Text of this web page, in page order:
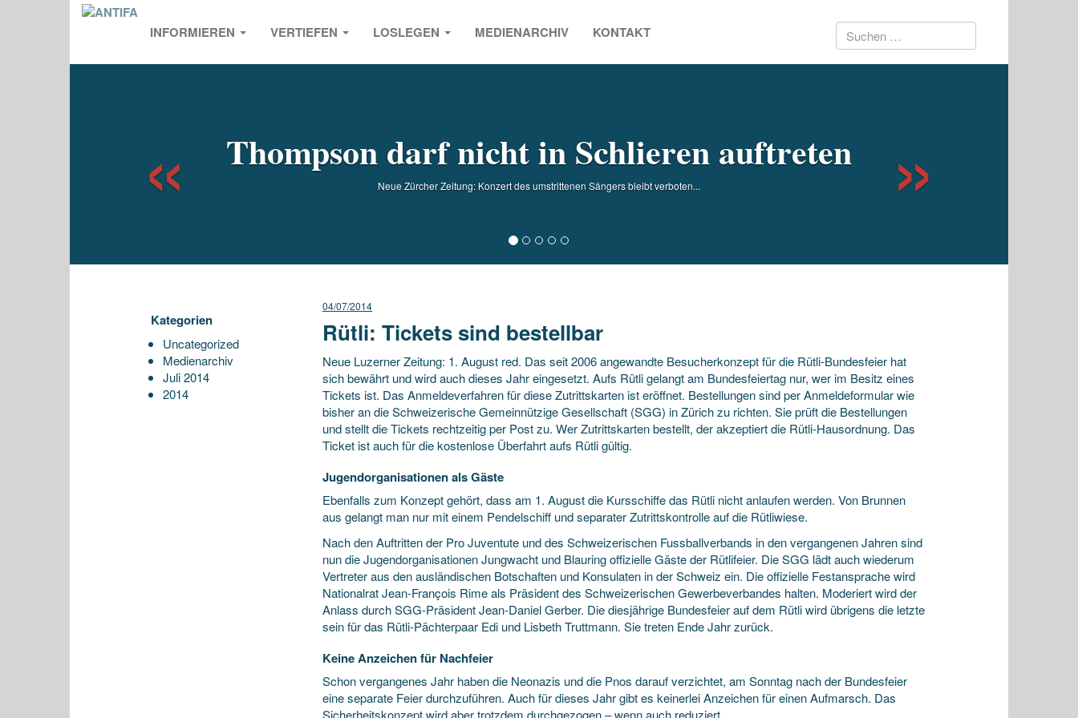
INFORMIEREN VERTIEFEN LOSLEGEN MEDIENARCHIV KONTAKT Suchen
Thompson darf nicht in Schlieren auftreten
Neue Zürcher Zeitung: Konzert des umstrittenen Sängers bleibt verboten...
Kategorien
Uncategorized
Medienarchiv
Juli 2014
2014
04/07/2014
Rütli: Tickets sind bestellbar
Neue Luzerner Zeitung: 1. August red. Das seit 2006 angewandte Besucherkonzept für die Rütli-Bundesfeier hat
sich bewährt und wird auch dieses Jahr eingesetzt. Aufs Rütli gelangt am Bundesfeiertag nur, wer im Besitz eines
Tickets ist. Das Anmeldeverfahren für diese Zutrittskarten ist eröffnet. Bestellungen sind per Anmeldeformular wie
bisher an die Schweizerische Gemeinnützige Gesellschaft (SGG) in Zürich zu richten. Sie prüft die Bestellungen
und stellt die Tickets rechtzeitig per Post zu. Wer Zutrittskarten bestellt, der akzeptiert die Rütli-Hausordnung. Das
Ticket ist auch für die kostenlose Überfahrt aufs Rütli gültig.
Jugendorganisationen als Gäste
Ebenfalls zum Konzept gehört, dass am 1. August die Kursschiffe das Rütli nicht anlaufen werden. Von Brunnen
aus gelangt man nur mit einem Pendelschiff und separater Zutrittskontrolle auf die Rütliwiese.
Nach den Auftritten der Pro Juventute und des Schweizerischen Fussballverbands in den vergangenen Jahren sind
nun die Jugendorganisationen Jungwacht und Blauring offizielle Gäste der Rütlifeier. Die SGG lädt auch wiederum
Vertreter aus den ausländischen Botschaften und Konsulaten in der Schweiz ein. Die offizielle Festansprache wird
Nationalrat Jean-François Rime als Präsident des Schweizerischen Gewerbeverbandes halten. Moderiert wird der
Anlass durch SGG-Präsident Jean-Daniel Gerber. Die diesjährige Bundesfeier auf dem Rütli wird übrigens die letzte
sein für das Rütli-Pächterpaar Edi und Lisbeth Truttmann. Sie treten Ende Jahr zurück.
Keine Anzeichen für Nachfeier
Schon vergangenes Jahr haben die Neonazis und die Pnos darauf verzichtet, am Sonntag nach der Bundesfeier
eine separate Feier durchzuführen. Auch für dieses Jahr gibt es keinerlei Anzeichen für einen Aufmarsch. Das
Sicherheitskonzept wird aber trotzdem durchgezogen – wenn auch reduziert.